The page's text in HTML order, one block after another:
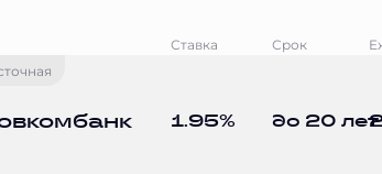
Ставка Срок
1.95% до 20 лет